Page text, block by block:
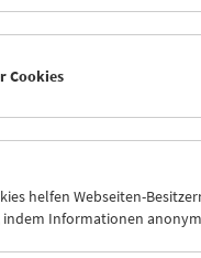
Cookies
helfen Webseiten-
indem Informationen